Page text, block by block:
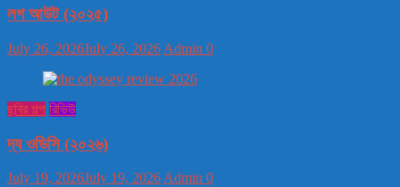
লগ আউট (২০২৫)
July 26, 2026July 26, 2026 Admin 0
ছবির গল্প রিভিউ
দ্য ওডিসি (২০২৬)
July 19, 2026July 19, 2026 Admin 0